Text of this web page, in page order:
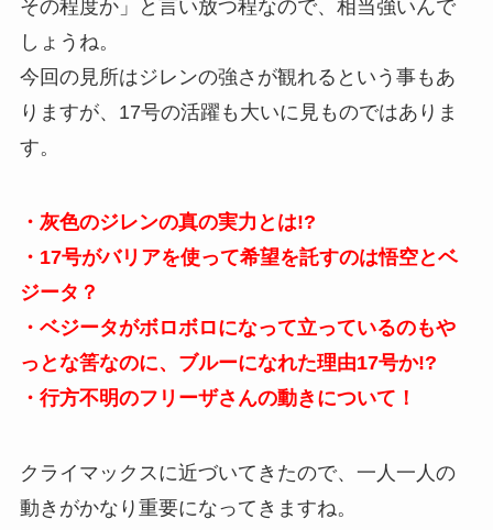
その程度か」と言い放つ程なので、相当強いんで
しょうね。
今回の見所はジレンの強さが観れるという事もあ
りますが、17号の活躍も大いに見ものではありま
す。
・灰色のジレンの真の実力とは!?
・17号がバリアを使って希望を託すのは悟空とベ
ジータ？
・ベジータがボロボロになって立っているのもや
っとな筈なのに、ブルーになれた理由17号か!?
・行方不明のフリーザさんの動きについて！
クライマックスに近づいてきたので、一人一人の
動きがかなり重要になってきますね。